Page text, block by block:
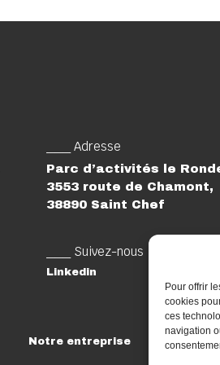
Pour offrir
cookies
ces
navigation
___ Adresse
Parc d’activités le
3553 route de Chamont,
38890 Saint Chef
___ Suivez-nous
Linkedin
Notre entreprise